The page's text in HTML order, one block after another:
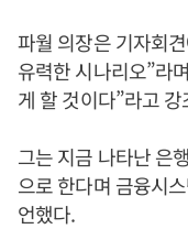
파월 의장은 기자회
유력한 시나리오”라
게 할 것이다”라고
그는 지금 나타난 은
으로 한다며 금융시
언했다.